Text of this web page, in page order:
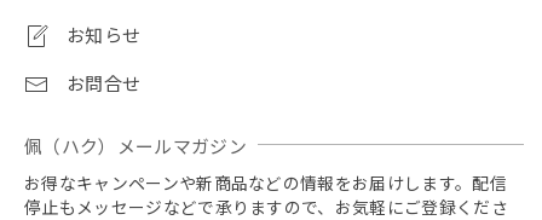
お知らせ
お問合せ
佩（ハク）メールマガジン
お得なキャンペーンや新商品などの情報をお届けします。配信
停止もメッセージなどで承りますので、お気軽にご登録くださ